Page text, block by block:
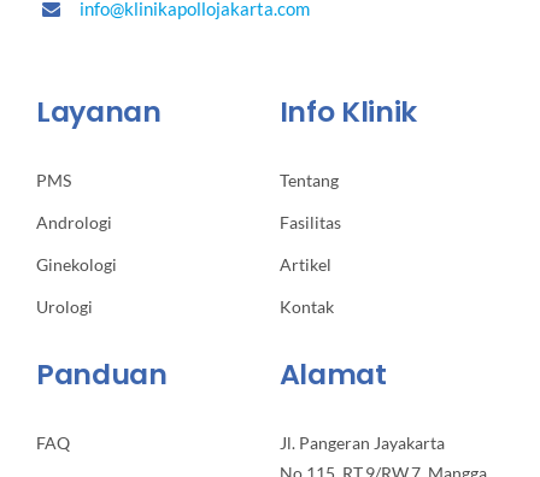
info@klinikapollojakarta.com
Layanan
PMS
Andrologi
Ginekologi
Urologi
Info Klinik
Tentang
Fasilitas
Artikel
Kontak
Panduan
FAQ
Alamat
Jl. Pangeran Jayakarta
No.115, RT.9/RW.7, Mangga